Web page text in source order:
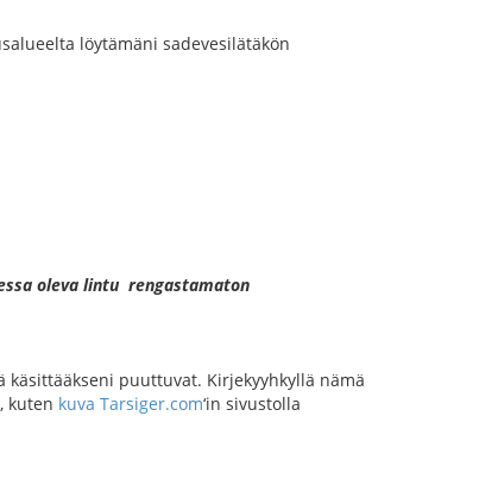
löytämäni sadevesilätäkön
oleva lintu rengastamaton
käsittääkseni puuttuvat. Kirjekyyhkyllä nämä
kuten kuva Tarsiger.com‘in sivustolla